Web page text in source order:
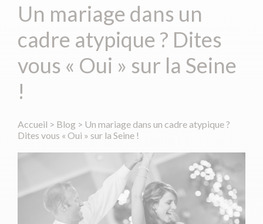
Un mariage dans un
cadre atypique ? Dites
vous « Oui » sur la Seine
!
Accueil > Blog > Un mariage dans un cadre atypique ?
Dites vous « Oui » sur la Seine !